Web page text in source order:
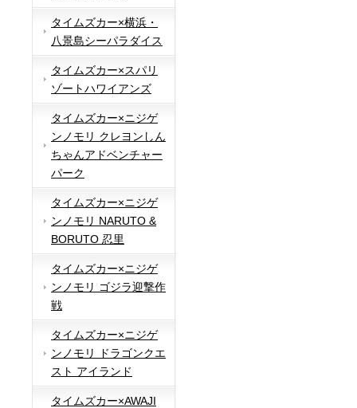
タイムズカー×横浜・
八景島シーパラダイス
タイムズカー×スパリ
ゾートハワイアンズ
タイムズカー×ニジゲ
ンノモリ クレヨンしん
ちゃんアドベンチャー
パーク
タイムズカー×ニジゲ
ンノモリ NARUTO &
BORUTO 忍里
タイムズカー×ニジゲ
ンノモリ ゴジラ迎撃作
戦
タイムズカー×ニジゲ
ンノモリ ドラゴンクエ
スト アイランド
タイムズカー×AWAJI